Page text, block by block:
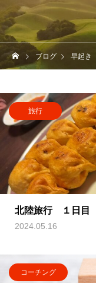
ブログ 早起き
旅行
北陸旅行 １日目
2024.05.16
コーチング